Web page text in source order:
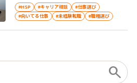
#HSP #キャリア相談
#仕事選び
#向いてる仕事
#未経験転職 #職種選び
search